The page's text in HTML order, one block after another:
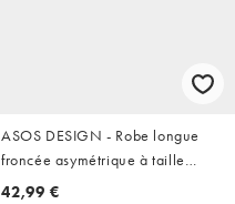
ASOS DESIGN - Robe longue
froncée asymétrique à taille
basse - Taupe
42,99 €